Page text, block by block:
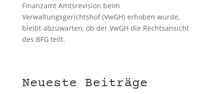
Finanzamt Amtsrevision beim
Verwaltungsgerichtshof (VwGH) erhoben wurde,
bleibt abzuwarten, ob der VwGH die Rechtsansicht
des BFG teilt.
Neueste Beiträge